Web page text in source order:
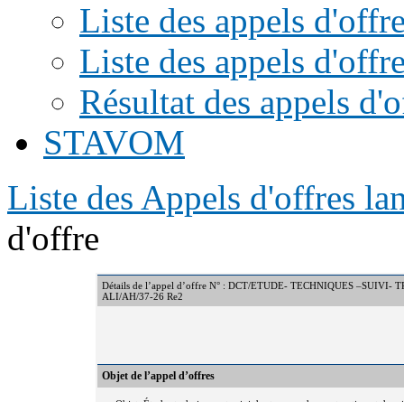
Liste des appels
Liste des appels
Résultat des appels
STAVOM
Liste des Appels d'offres
d'offre
Détails de l’appel d’offre N° : DCT/ETUDE- TECHNIQUES
ALI/AH/37-26 Re2
Objet de l’appel d’offres